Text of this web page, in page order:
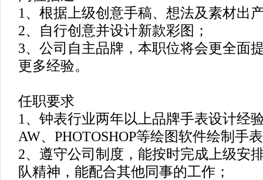
1、根据上级创意手稿、想法及素材出
2、自行创意并设计新款彩图；
3、公司自主品牌，本职位将会更全面
更多经验。
任职要求
1、钟表行业两年以上品牌手表设计经
AW、PHOTOSHOP等绘图软件绘制手
2、遵守公司制度，能按时完成上级安
队精神，能配合其他同事的工作；